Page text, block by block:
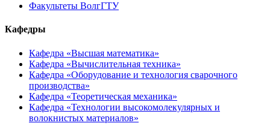
Факультеты ВолгГТУ
Кафедры
Кафедра «Высшая математика»
Кафедра «Вычислительная техника»
Кафедра «Оборудование и технология сварочного
производства»
Кафедра «Теоретическая механика»
Кафедра «Технологии высокомолекулярных и
волокнистых материалов»